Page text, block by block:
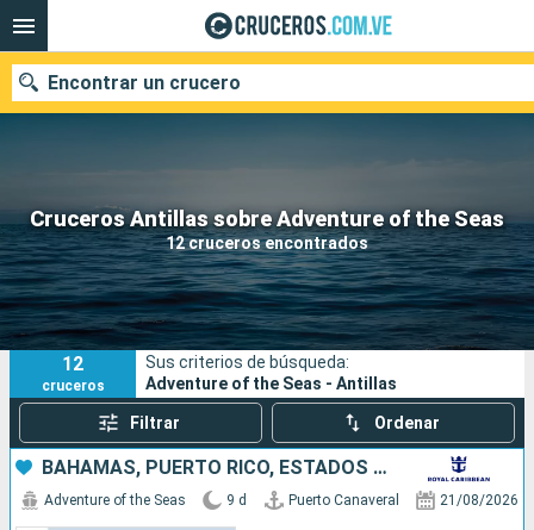
Cruceros Antillas sobre Adventure of the Seas
12 cruceros encontrados
Encontrar un crucero
Nuestros destinos
Fecha de salida
Puertos Compañías
Buscar
12
cruceros
Sus criterios de búsqueda:
Adventure of the Seas - Antillas
Filtrar Ordenar
BAHAMAS, PUERTO RICO, ESTADOS UNIDOS
Adventure of the Seas 9 d Puerto Canaveral 21/08/2026